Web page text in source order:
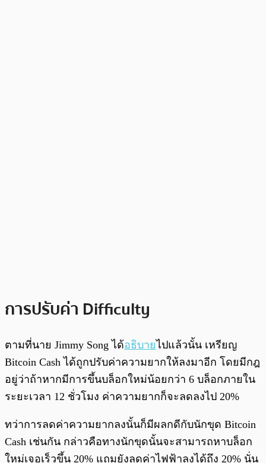
การปรับค่า Difficulty
ตามที่นาย Jimmy Song ได้อธิบายไปแล้วนั้น เหรียญ
Bitcoin Cash ได้ถูกปรับค่าความยากให้ลงมาอีก โดยมีกฎ
อยู่ว่าถ้าหากมีการขึ้นบล็อกใหม่น้อยกว่า 6 บล็อกภายใน
ระยะเวลา 12 ชั่วโมง ค่าความยากก็จะลดลงไป 20%
ทว่าการลดค่าความยากลงนั้นก็มีผลกดีกับนักขุด Bitcoin
Cash เช่นกัน กล่าวคือทางนักขุดนั้นจะสามารถหาบล็อก
ใหม่เจอเร็วขึ้น 20% แถมยังลดค่าไฟฟ้าลงได้ถึง 20% นั่น